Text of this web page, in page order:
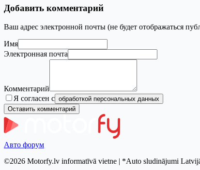
Добавить комментарий
Ваш адрес электронной почты (не будет отображаться
Имя
Электронная почта
Комментарий
Я согласен с обработкой персональных данных
Оставить комментарий
Авто форум
©2026 Motorfy.lv informatīvā vietne | *Auto sludinājumi